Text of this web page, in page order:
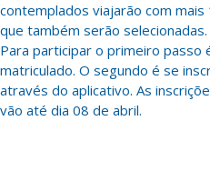
contemplados viajarão com
que também serão selecionadas.
Para participar o primeiro passo
matriculado. O segundo é se
através do aplicativo. As
vão até dia 08 de abril.